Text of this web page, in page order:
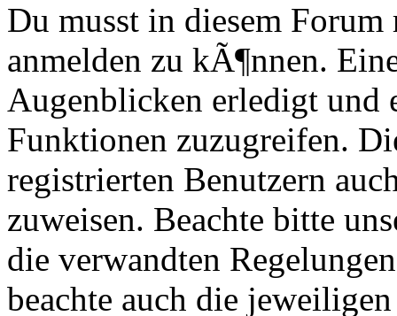
Du musst in diesem
anmelden zu kÃ¶nnen.
Augenblicken erledigt und
Funktionen zuzugreifen.
registrierten Benutzern
zuweisen. Beachte bitte
die verwandten
beachte auch die